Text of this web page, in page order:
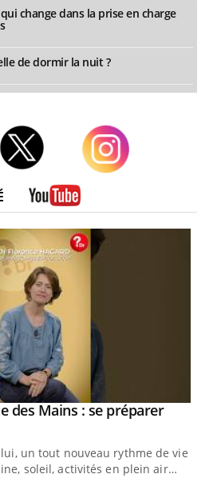
change dans la prise en charge
de dormir la nuit ?
des Mains : se préparer
un tout nouveau rythme de vie !
soleil, activités en plein air…